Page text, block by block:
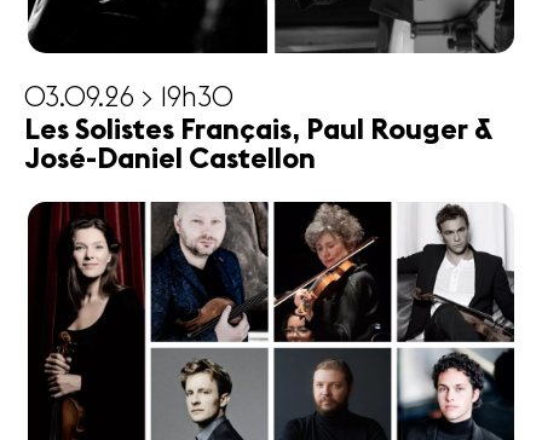
03.09.26 > 19h30
Les Solistes Français, Paul Rouger &
José-Daniel Castellon